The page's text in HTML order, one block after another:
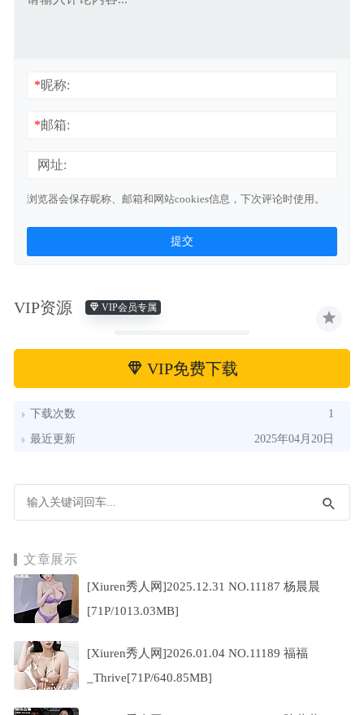
*昵称:
*邮箱:
网址:
浏览器会保存昵称、邮箱和网站cookies信息，下次评论时使用。
VIP资源 VIP会员专属
VIP免费下载
下载次数 1
最近更新 2025年04月20日
文章展示
[Xiuren秀人网]2025.12.31 NO.11187 杨晨晨
[71P/1013.03MB]
[Xiuren秀人网]2026.01.04 NO.11189 福福
_Thrive[71P/640.85MB]